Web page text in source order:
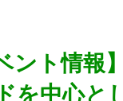
ント情報
を中心と